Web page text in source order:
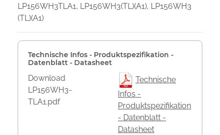
LP156WH3TLA1, LP156WH3(TL)(A1), LP156WH3
(TL)(A1)
Technische Infos - Produktspezifikation -
Datenblatt - Datasheet
Download
LP156WH3-
TLA1.pdf
Technische
Infos -
Produktspezifikation
- Datenblatt -
Datasheet